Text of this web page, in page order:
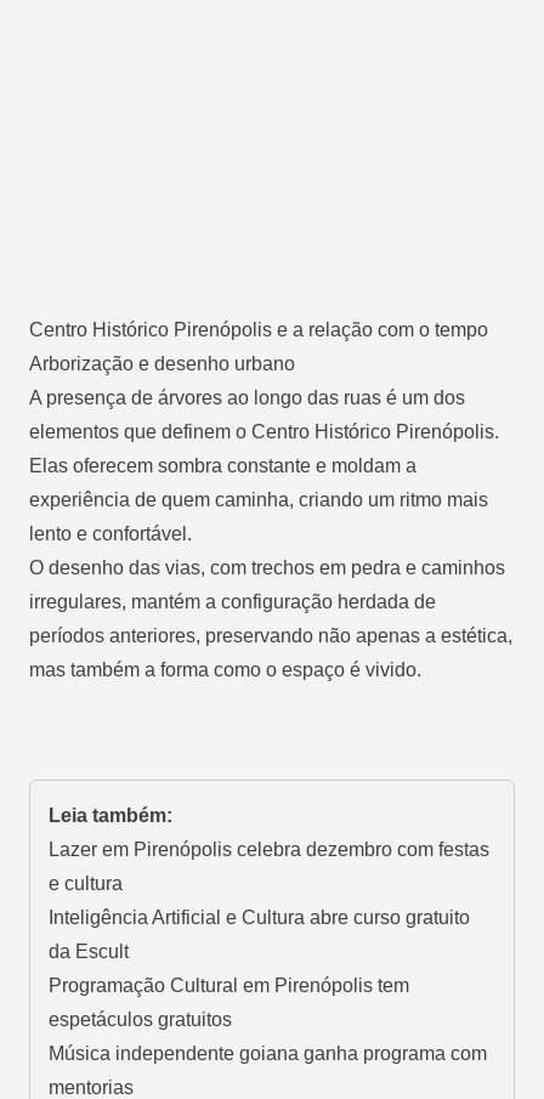
Centro Histórico Pirenópolis e a relação com o tempo
Arborização e desenho urbano
A presença de árvores ao longo das ruas é um dos
elementos que definem o Centro Histórico Pirenópolis.
Elas oferecem sombra constante e moldam a
experiência de quem caminha, criando um ritmo mais
lento e confortável.
O desenho das vias, com trechos em pedra e caminhos
irregulares, mantém a configuração herdada de
períodos anteriores, preservando não apenas a estética,
mas também a forma como o espaço é vivido.
Leia também:
Lazer em Pirenópolis celebra dezembro com festas
e cultura
Inteligência Artificial e Cultura abre curso gratuito
da Escult
Programação Cultural em Pirenópolis tem
espetáculos gratuitos
Música independente goiana ganha programa com
mentorias